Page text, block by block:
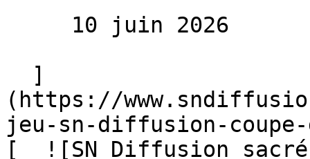
(https://
jeu-sn-diffusion-coupe-
[  ![SN Diffusion